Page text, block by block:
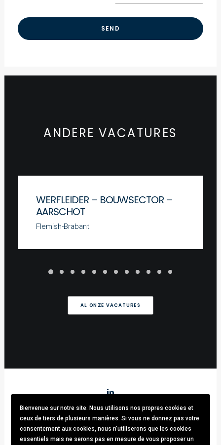
ANDERE VACATURES
WERFLEIDER – BOUWSECTOR –
AARSCHOT
Flemish-Brabant
AL ONZE VACATURES
Stark & Partners/ Tel:+32 (0)470.33.92.82/info@stark-
recruitment.com
Avenue brugmann 63, 1190 Forest / TVA: BE0781.342.423 /
Bienvenue sur notre site. Nous utilisons nos propres cookies et
ceux de tiers de plusieurs manières. Si vous ne donnez pas votre
consentement aux cookies, nous n'utiliserons que les cookies
essentiels mais ne serons pas en mesure de vous proposer un